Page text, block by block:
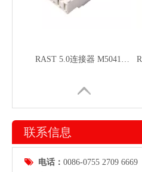
RAST 5.0连接器 M5041 90°出线 带固定耳
联系信息
 电话： 0086-0755 2709 6669